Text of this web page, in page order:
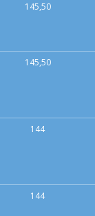
145,50
145,50
144
144